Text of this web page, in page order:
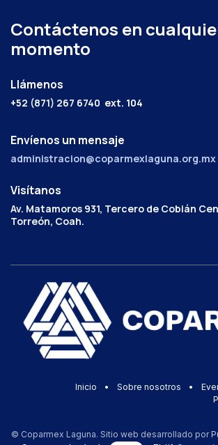
Contáctenos en
momento
Llámenos
+52 (871) 267 6740 ext. 104
Envíenos un mensaje
administracion@coparmexlaguna.org.mx
Visítanos
Av. Matamoros 931, Tercero de Cobián
Torreón, Coah.
Inicio • Sobre nosotros •
© Coparmex Laguna. Sitio web desarrollado por